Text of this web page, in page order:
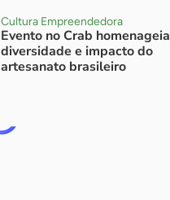
Cultura Empreendedora
Evento no Crab homenageia
diversidade e impacto do
artesanato brasileiro